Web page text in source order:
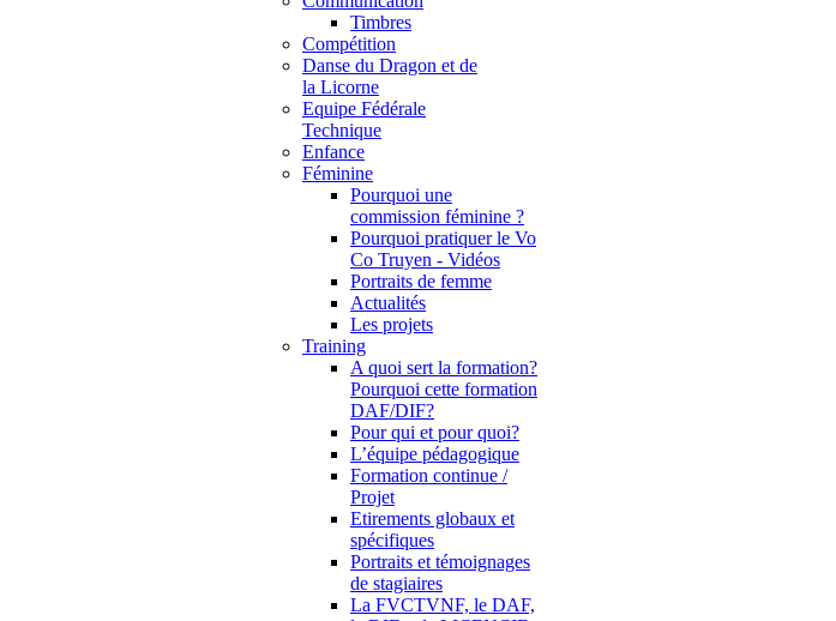
Timbres
Compétition
Danse du Dragon et de
la Licorne
Equipe Fédérale
Technique
Enfance
Féminine
Pourquoi une
commission féminine ?
Pourquoi pratiquer le Vo
Co Truyen - Vidéos
Portraits de femme
Actualités
Les projets
Training
A quoi sert la formation?
Pourquoi cette formation
DAF/DIF?
Pour qui et pour quoi?
L’équipe pédagogique
Formation continue /
Projet
Etirements globaux et
spécifiques
Portraits et témoignages
de stagiaires
La FVCTVNF, le DAF,